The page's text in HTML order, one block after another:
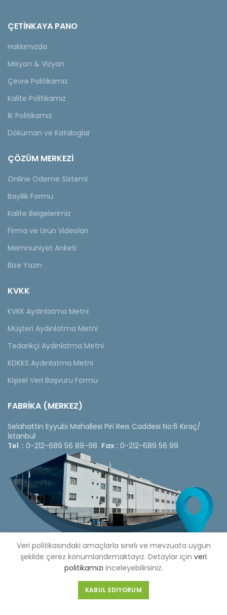
ÇETINKAYA PANO
Hakkımızda
Misyon & Vizyon
Çevre Politikamız
Kalite Politikamız
İK Politikamız
Döküman ve Kataloglar
ÇÖZÜM MERKEZİ
Online Ödeme Sistemi
Bayilik Formu
Kalite Belgelerimiz
Firma ve Ürün Videoları
Memnuniyet Anketi
Bize Yazın
KVKK
KVKK Aydınlatma Metni
Müşteri Aydınlatma Metni
Tedarikçi Aydınlatma Metni
KDKKS Aydınlatma Metni
Kişisel Veri Başvuru Formu
FABRİKA (MERKEZ)
Selahattin Eyyubi Mahallesi Piri Reis Caddesi No:6 Kıraç/
İstanbul
Tel : 0-212-689 56 89-98 Fax : 0-212-689 56 99
Copyright © 2020 Çetinkaya Pano |Çetinkaya Pano Fiyat
Veri politikasındaki amaçlarla sınırlı ve mevzuata uygun
şekilde çerez konumlandırmaktayız. Detaylar için veri
politikamızı inceleyebilirsiniz.
KABUL EDIYORUM